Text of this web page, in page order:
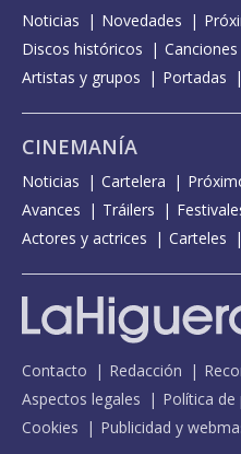
Noticias Novedades
Discos históricos
Canciones
Artistas y grupos
Portadas
CINEMANÍA
Noticias Cartelera
Avances
Tráilers
Actores y actrices
Carteles
Contacto Redacción
Aspectos legales
Política de
Cookies
Publicidad y